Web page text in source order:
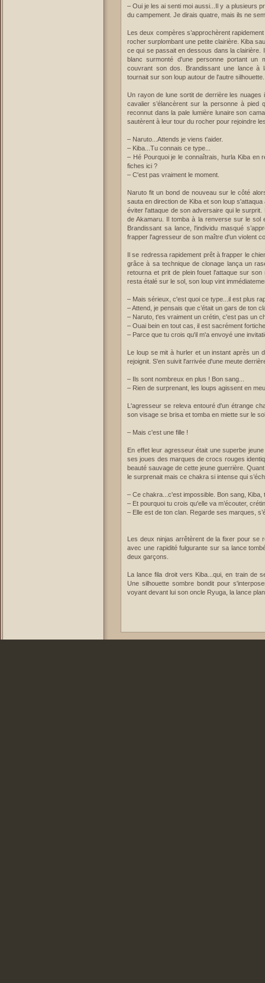
– Oui je les ai senti moi aussi...Il y a plusieurs
du campement. Je dirais quatre, mais ils ne
Les deux compères s’approchèrent
rocher surplombant une petite clairière. Kiba
ce qui se passait en dessous dans la clairière.
blanc surmonté d'une personne portant un
couvrant son dos. Brandissant une lance à
tournait sur son loup autour de l'autre
Un rayon de lune sortit de derrière les nuages
cavalier s’élancèrent sur la personne à
reconnut dans la pale lumière lunaire son
sautèrent à leur tour du rocher pour rejoindre
– Naruto...Attends je viens t'aider.
– Kiba...Tu connais ce type...
– Hé Pourquoi je le connaîtrais, hurla Kiba en
fiches ici ?
– C'est pas vraiment le moment.
Naruto fit un bond de nouveau sur le côté
sauta en direction de Kiba et son loup
éviter l'attaque de son adversaire qui le
de Akamaru. Il tomba à la renverse sur le sol
Brandissant sa lance, l'individu masqué
frapper l'agresseur de son maître d'un violent
Il se redressa rapidement prêt à frapper le
grâce à sa technique de clonage lança un
retourna et prit de plein fouet l'attaque sur
resta étalé sur le sol, son loup vint
– Mais sérieux, c'est quoi ce type...il est plus
– Attend, je pensais que c’était un gars de ton
– Naruto, t'es vraiment un crétin, c'est pas un
– Ouai bein en tout cas, il est sacrément
– Parce que tu crois qu'il m'a envoyé une
Le loup se mit à hurler et un instant après un
rejoignit. S'en suivit l'arrivée d'une meute
– Ils sont nombreux en plus ! Bon sang...
– Rien de surprenant, les loups agissent en
L'agresseur se releva entouré d'un étrange
son visage se brisa et tomba en miette sur le
– Mais c'est une fille !
En effet leur agresseur était une superbe
ses joues des marques de crocs rouges
beauté sauvage de cette jeune guerrière.
le surprenait mais ce chakra si intense qui
– Ce chakra...c'est impossible. Bon sang,
– Et pourquoi tu crois qu'elle va m’écouter,
– Elle est de ton clan. Regarde ses marques,
Les deux ninjas arrêtèrent de la fixer pour se
avec une rapidité fulgurante sur sa lance
deux garçons.
La lance fila droit vers Kiba...qui, en train de
Une silhouette sombre bondit pour
voyant devant lui son oncle Ryuga, la lance